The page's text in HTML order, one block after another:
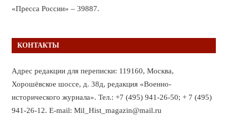
«Пресса России» – 39887.
КОНТАКТЫ
Адрес редакции для переписки: 119160, Москва,
Хорошёвское шоссе, д. 38д, редакция «Военно-
исторического журнала». Тел.: +7 (495) 941-26-50; + 7 (495)
941-26-12. E-mail: Mil_Hist_magazin@mail.ru